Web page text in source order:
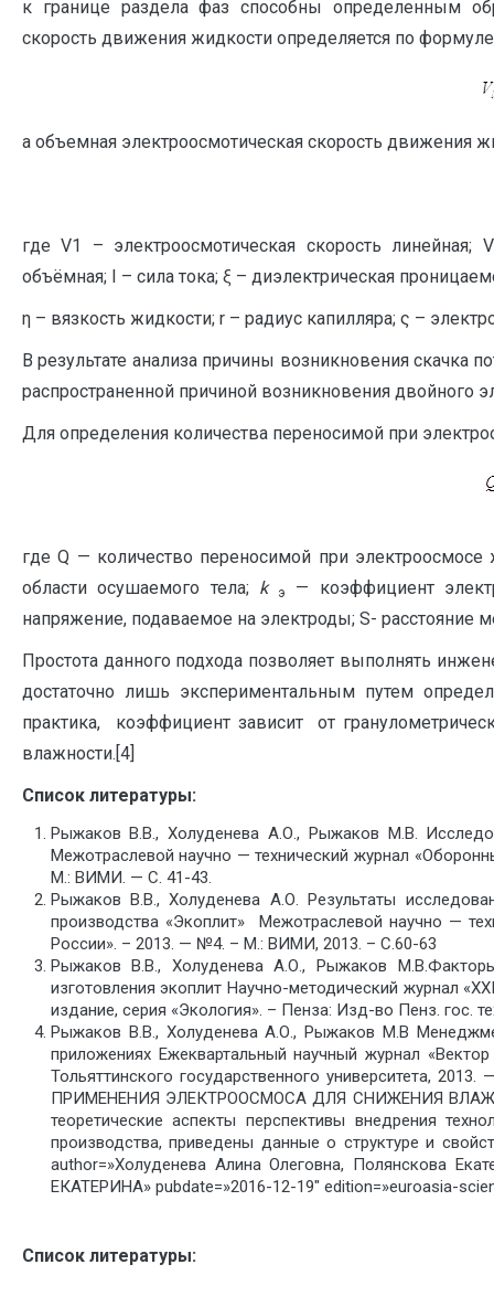
к границе раздела фаз способны определенным
скорость движения жидкости определяется по
а объемная электроосмотическая скорость движения
где V1 – электроосмотическая скорость линейная;
объёмная; I – сила тока; ξ – диэлектрическая
η – вязкость жидкости; r – радиус капилляра; ς –
В результате анализа причины возникновения скачка
распространенной причиной возникновения двойного
Для определения количества переносимой при
где Q — количество переносимой при
области осушаемого тела; k э
— коэффициент
напряжение, подаваемое на электроды; S- расстояние
Простота данного подхода позволяет выполнять
достаточно лишь экспериментальным путем
практика, коэффициент зависит от
влажности.[4]
Список литературы:
Рыжаков В.В., Холуденева А.О., Рыжаков М.В.
Межотраслевой научно — технический журнал
М.: ВИМИ. — С. 41-43.
Рыжаков В.В., Холуденева А.О. Результаты
производства «Экоплит» Межотраслевой научно —
России». – 2013. — №4. – М.: ВИМИ, 2013. – С.60-63
Рыжаков В.В., Холуденева А.О., Рыжаков
изготовления экоплит Научно-методический журнал
издание, серия «Экология». – Пенза: Изд-во Пенз. гос.
Рыжаков В.В., Холуденева А.О., Рыжаков М.В
приложениях Ежеквартальный научный журнал
Тольяттинского государственного университета,
ПРИМЕНЕНИЯ ЭЛЕКТРООСМОСА ДЛЯ СНИЖЕНИЯ
теоретические аспекты перспективы внедрения
производства, приведены данные о структуре и
author=»Холуденева Алина Олеговна, Полянскова
ЕКАТЕРИНА» pubdate=»2016-12-19″ edition=»euroasia-
Список литературы: